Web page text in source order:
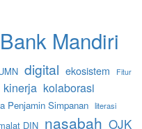
Bank Mandiri
digital ekosistem Fitur
kinerja kolaborasi
Penjamin Simpanan literasi
DIN nasabah OJK